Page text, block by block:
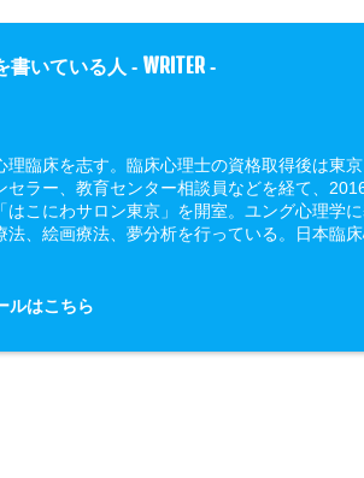
書いている人 - WRITER -
理臨床を志す。臨床心理士の資格取得後は東
セラー、教育センター相談員などを経て、
はこにわサロン東京」を開室。ユング心理学
法、絵画療法、夢分析を行っている。日本臨
ルはこちら